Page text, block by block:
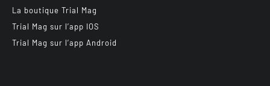
La boutique Trial Mag
Trial Mag sur l’app IOS
Trial Mag sur l’app Android